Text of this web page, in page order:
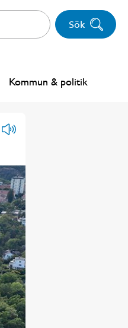
Sök
Kommun & politik